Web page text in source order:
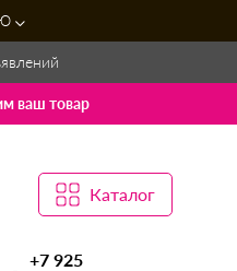
ваш товар
Каталог
+7 925